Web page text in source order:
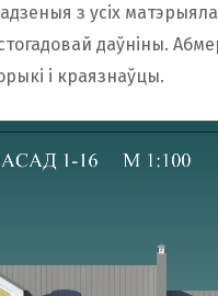
з усіх
даўніны.
і краязнаўцы.